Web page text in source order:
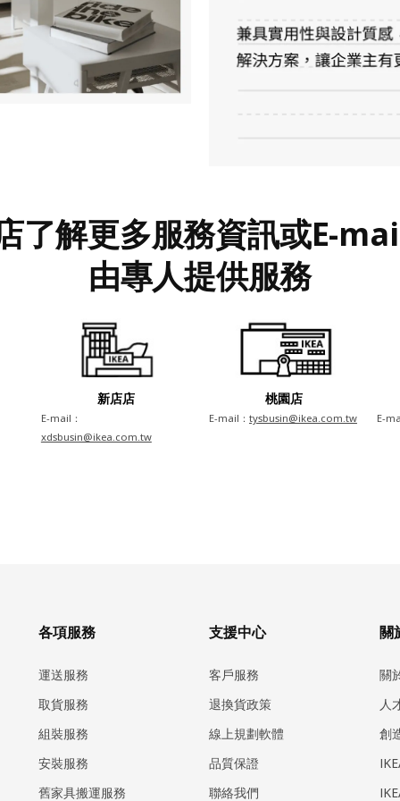
了解更多服務資訊或E-
由專人提供服務
新店店
E-mail：
xdsbusin@ikea.com.tw
桃園店
E-mail： tysbusin@ikea.com.tw E-
各項服務
運送服務
取貨服務
組裝服務
安裝服務
​舊家具搬運服務
支援中心
客戶服務
退換貨政策
線上規劃軟體
品質保證
聯絡我們
關
關
人
創